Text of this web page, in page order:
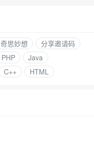
奇思妙想
分享邀请码
PHP
Java
C++ HTML